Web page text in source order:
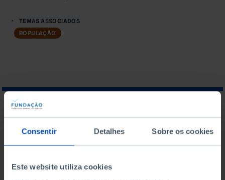
Consentir Detalhes Sobre os cookies
Este website utiliza cookies
TEMAS ASSOCIADOS
POPULAÇÃO
O QUE PROCURA?